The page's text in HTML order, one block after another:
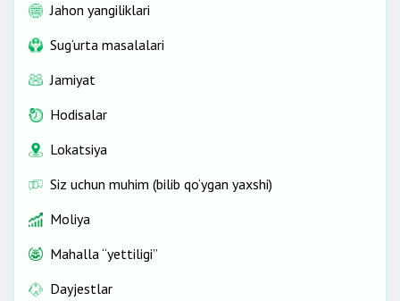
Jahon yangiliklari
Sug‘urta masalalari
Jamiyat
Hodisalar
Lokatsiya
Siz uchun muhim (bilib qo‘ygan yaxshi)
Moliya
Mahalla “yettiligi”
Dayjestlar